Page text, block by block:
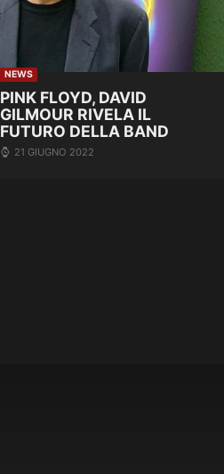
NEWS
PINK FLOYD, DAVID
GILMOUR RIVELA IL
FUTURO DELLA BAND
21 GIUGNO 2022